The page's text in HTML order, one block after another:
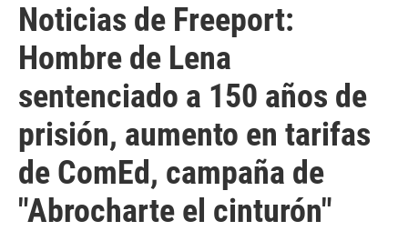
Noticias de Freeport:
Hombre de Lena
sentenciado a 150 años de
prisión, aumento en tarifas
de ComEd, campaña de
"Abrocharte el cinturón"